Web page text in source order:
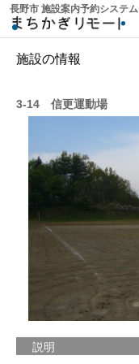
長野市 施設案内予約システム
施設の情報
3-14 信更運動場
説明